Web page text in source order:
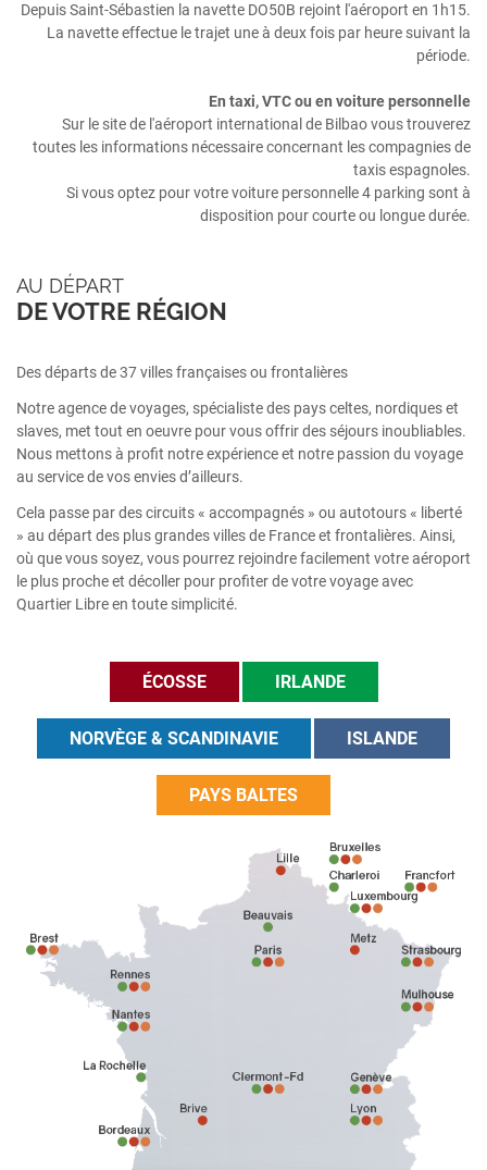
Depuis Saint-Sébastien la navette DO50B rejoint l'aéroport en 1h15.
La navette effectue le trajet une à deux fois par heure suivant la
période.
En taxi, VTC ou en voiture personnelle
Sur le site de l'aéroport international de Bilbao vous trouverez
toutes les informations nécessaire concernant les compagnies de
taxis espagnoles.
Si vous optez pour votre voiture personnelle 4 parking sont à
disposition pour courte ou longue durée.
ÉCOSSE IRLANDE
NORVÈGE & SCANDINAVIE ISLANDE
PAYS BALTES
AU DÉPART
DE VOTRE RÉGION
Des départs de 37 villes françaises ou frontalières
Notre agence de voyages, spécialiste des pays celtes, nordiques et
slaves, met tout en oeuvre pour vous offrir des séjours inoubliables.
Nous mettons à profit notre expérience et notre passion du voyage
au service de vos envies d’ailleurs.
Cela passe par des circuits « accompagnés » ou autotours « liberté
» au départ des plus grandes villes de France et frontalières. Ainsi,
où que vous soyez, vous pourrez rejoindre facilement votre aéroport
le plus proche et décoller pour profiter de votre voyage avec
Quartier Libre en toute simplicité.